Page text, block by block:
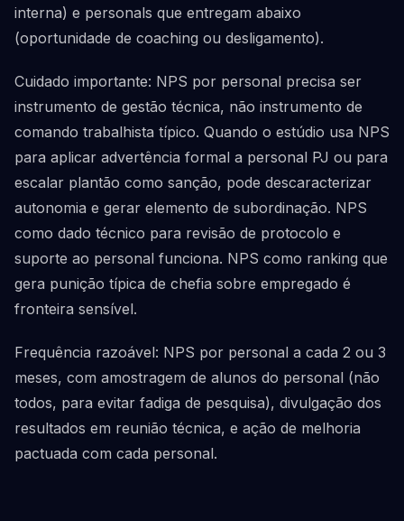
interna) e personals que entregam abaixo
(oportunidade de coaching ou desligamento).
Cuidado importante: NPS por personal precisa ser
instrumento de gestão técnica, não instrumento de
comando trabalhista típico. Quando o estúdio usa NPS
para aplicar advertência formal a personal PJ ou para
escalar plantão como sanção, pode descaracterizar
autonomia e gerar elemento de subordinação. NPS
como dado técnico para revisão de protocolo e
suporte ao personal funciona. NPS como ranking que
gera punição típica de chefia sobre empregado é
fronteira sensível.
Frequência razoável: NPS por personal a cada 2 ou 3
meses, com amostragem de alunos do personal (não
todos, para evitar fadiga de pesquisa), divulgação dos
resultados em reunião técnica, e ação de melhoria
pactuada com cada personal.